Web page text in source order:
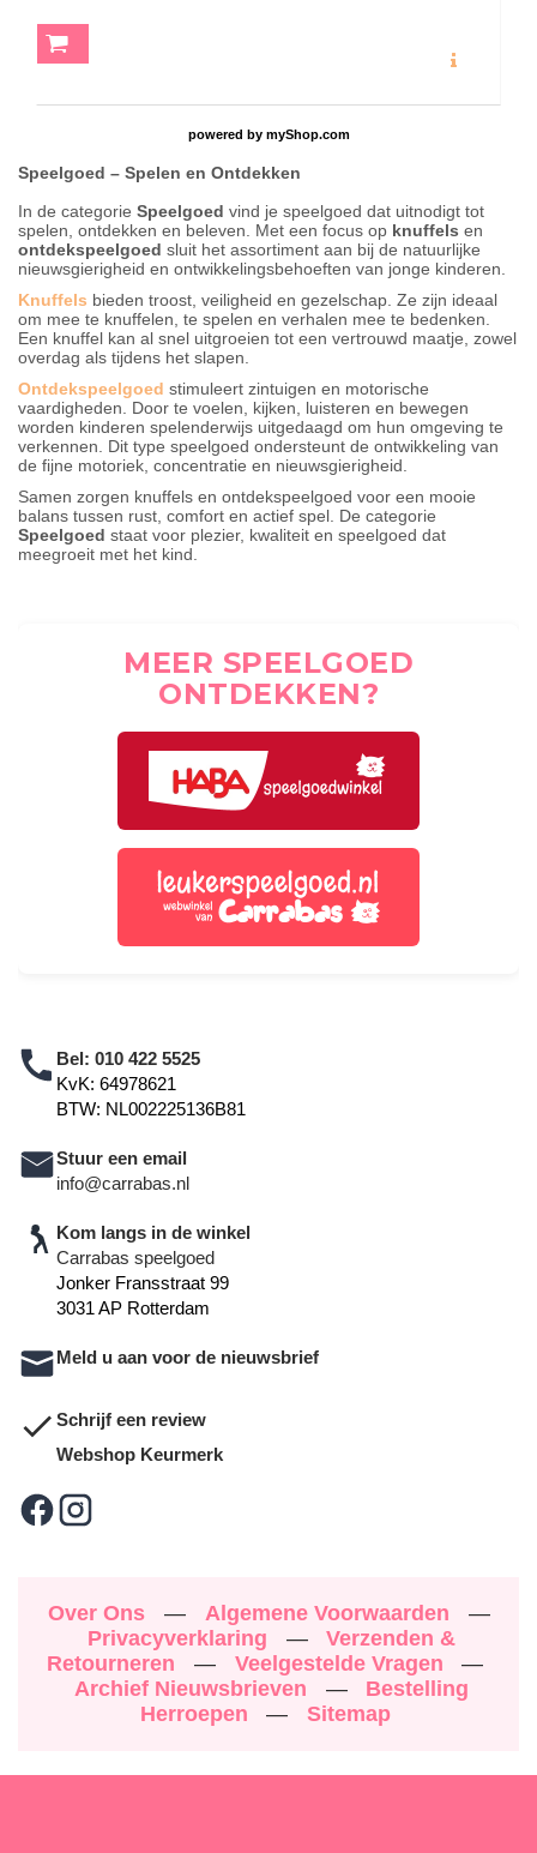
powered by myShop.com
Speelgoed – Spelen en Ontdekken
In de categorie Speelgoed vind je speelgoed dat uitnodigt tot
spelen, ontdekken en beleven. Met een focus op knuffels en
ontdekspeelgoed sluit het assortiment aan bij de natuurlijke
nieuwsgierigheid en ontwikkelingsbehoeften van jonge kinderen.
Knuffels bieden troost, veiligheid en gezelschap. Ze zijn ideaal
om mee te knuffelen, te spelen en verhalen mee te bedenken.
Een knuffel kan al snel uitgroeien tot een vertrouwd maatje, zowel
overdag als tijdens het slapen.
Ontdekspeelgoed stimuleert zintuigen en motorische
vaardigheden. Door te voelen, kijken, luisteren en bewegen
worden kinderen spelenderwijs uitgedaagd om hun omgeving te
verkennen. Dit type speelgoed ondersteunt de ontwikkeling van
de fijne motoriek, concentratie en nieuwsgierigheid.
Samen zorgen knuffels en ontdekspeelgoed voor een mooie
balans tussen rust, comfort en actief spel. De categorie
Speelgoed staat voor plezier, kwaliteit en speelgoed dat
meegroeit met het kind.
MEER SPEELGOED
ONTDEKKEN?
Bel: 010 422 5525
KvK: 64978621
BTW: NL002225136B81
Stuur een email
info@carrabas.nl
Kom langs in de winkel
Carrabas speelgoed
Jonker Fransstraat 99
3031 AP Rotterdam
Meld u aan voor de nieuwsbrief
Schrijf een review
Webshop Keurmerk
Over Ons — Algemene Voorwaarden
—
Privacyverklaring
—
Verzenden &
Retourneren
— Veelgestelde Vragen
—
Archief Nieuwsbrieven
—
Bestelling
Herroepen
— Sitemap